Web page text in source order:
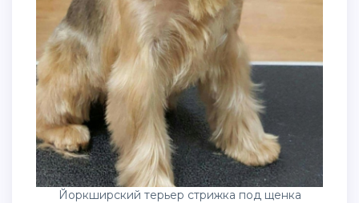
Йоркширский терьер стрижка под щенка